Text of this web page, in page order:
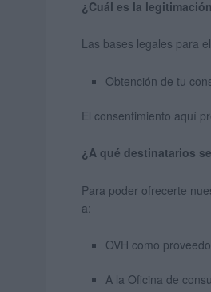
¿Cuál es la
Las bases legales para
Obtención de tu
El consentimiento aquí
¿A qué destinatarios
Para poder ofrecerte
a:
OVH como
A la Oficina de